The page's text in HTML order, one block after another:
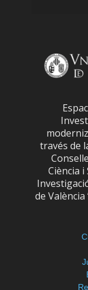
través de
Ciència
de València